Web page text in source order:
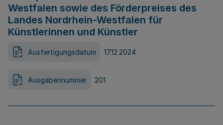
Westfalen sowie des Förderpreises des
Landes Nordrhein-Westfalen für
Künstlerinnen und Künstler
Ausfertigungsdatum 17.12.2024
Ausgabennummer 201